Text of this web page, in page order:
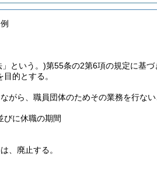
という。)第55条の2第6項の規定に基
的とする。
がら、職員団体のためその業務を行ない
びに休職の期間
は、廃止する。